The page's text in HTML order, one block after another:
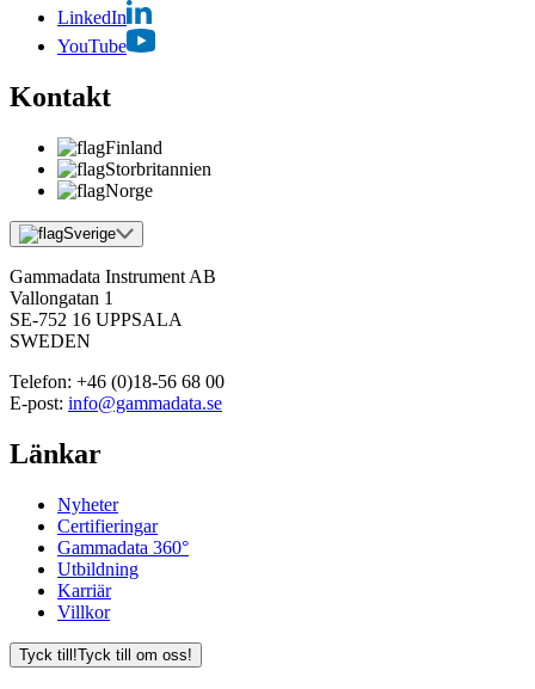
LinkedIn
YouTube
Kontakt
Finland
Storbritannien
Norge
Sverige
Gammadata Instrument AB
Vallongatan 1
SE-752 16 UPPSALA
SWEDEN
Telefon: +46 (0)18-56 68 00
E-post: info@gammadata.se
Länkar
Nyheter
Certifieringar
Gammadata 360°
Utbildning
Karriär
Villkor
Tyck till!Tyck till om oss!